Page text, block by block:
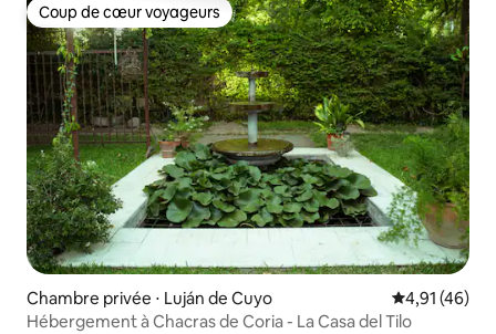
Coup de cœur voyageurs
Coup de cœur voyageurs
Chambre privée ⋅ Luján de Cuyo Évaluation
4,91 (46)
Hébergement à Chacras de Coria - La Casa del Tilo